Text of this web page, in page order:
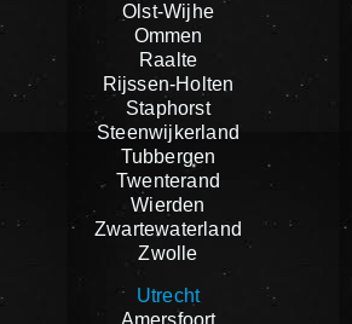
Olst-Wijhe
Ommen
Raalte
Rijssen-Holten
Staphorst
Steenwijkerland
Tubbergen
Twenterand
Wierden
Zwartewaterland
Zwolle
Utrecht